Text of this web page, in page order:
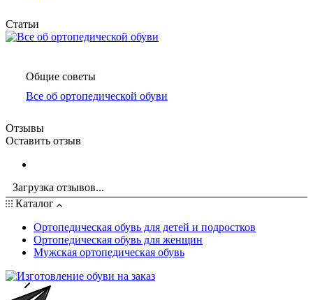
Статьи
Общие советы
Все об ортопедической обуви
Отзывы
Оставить отзыв
Загрузка отзывов...
Каталог
Ортопедическая обувь для детей и подростков
Ортопедическая обувь для женщин
Мужская ортопедическая обувь